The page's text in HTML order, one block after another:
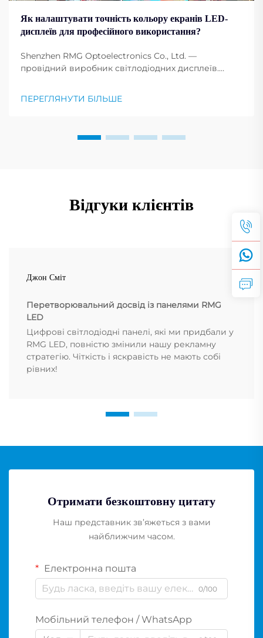
Як налаштувати точність кольору екранів LED-
дисплеїв для професійного використання?
Shenzhen RMG Optoelectronics Co., Ltd. —
провідний виробник світлодіодних дисплеїв.
Налаштування конфігурації кольору екрана
ПЕРЕГЛЯНУТИ БІЛЬШЕ
Відгуки клієнтів
Джон Сміт
Перетворювальний досвід із панелями RMG
LED
Цифрові світлодіодні панелі, які ми придбали у
RMG LED, повністю змінили нашу рекламну
стратегію. Чіткість і яскравість не мають собі
рівних!
Отримати безкоштовну цитату
Наш представник зв’яжеться з вами
найближчим часом.
Електронна пошта
0/100
Мобільний телефон / WhatsApp